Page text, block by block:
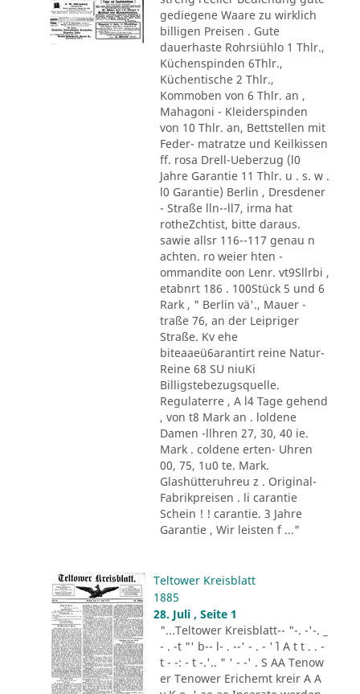
gediegene Waare zu wirklich
billigen Preisen . Gute
dauerhaste Rohrsiühlo 1 Thlr.,
Küchenspinden 6Thlr.,
Küchentische 2 Thlr.,
Kommoben von 6 Thlr. an ,
Mahagoni - Kleiderspinden
von 10 Thlr. an, Bettstellen mit
Feder- matratze und Keilkissen
ff. rosa Drell-Ueberzug (l0
Jahre Garantie 11 Thlr. u . s. w .
l0 Garantie) Berlin , Dresdener
- Straße lln--ll7, irma hat
rotheZchtist, bitte daraus.
sawie allsr 116--117 genau n
achten. ro weier hten -
ommandite oon Lenr. vt9Sllrbi ,
etabnrt 186 . 100Stück 5 und 6
Rark , " Berlin vä'., Mauer -
traße 76, an der Leipriger
Straße. Kv ehe
biteaaeü6arantirt reine Natur-
Reine 68 SU niuKi
Billigstebezugsquelle.
Regulaterre , A l4 Tage gehend
, von t8 Mark an . loldene
Damen -llhren 27, 30, 40 ie.
Mark . coldene erten- Uhren
00, 75, 1u0 te. Mark.
Glashütteruhreu z . Original-
Fabrikpreisen . li carantie
Schein ! ! carantie. 3 Jahre
Garantie , Wir leisten f ..."
Teltower Kreisblatt
1885
28. Juli , Seite 1
"...Teltower Kreisblatt-- "-. -'-. _
- . -t "' b-- l- . --' - . - '´ l A t t . . -
t - -: - t -.'.. " ' - -' . S AA Tenow
er Tenower Erichemt kreir A A